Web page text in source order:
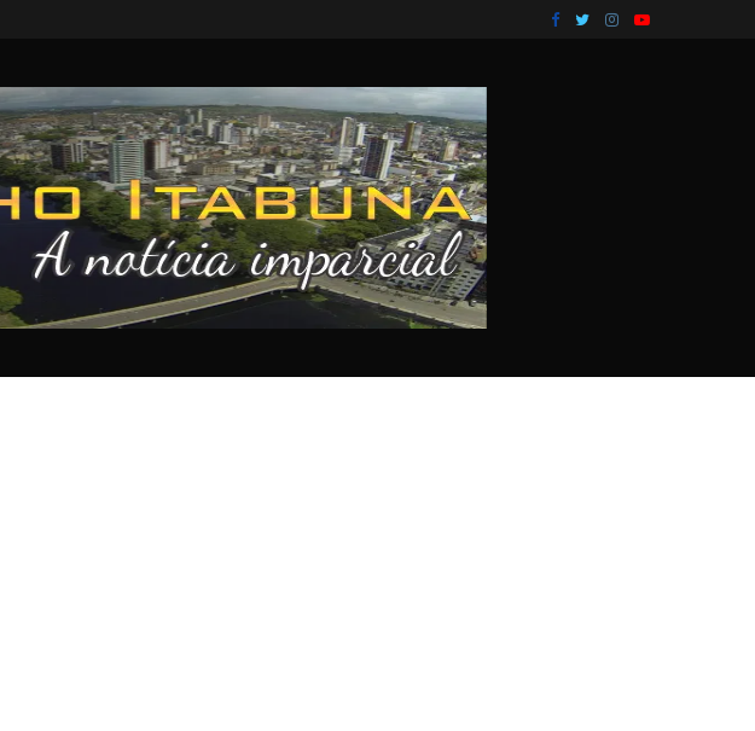
VÍDEO: Dois suspeitos foram presos por